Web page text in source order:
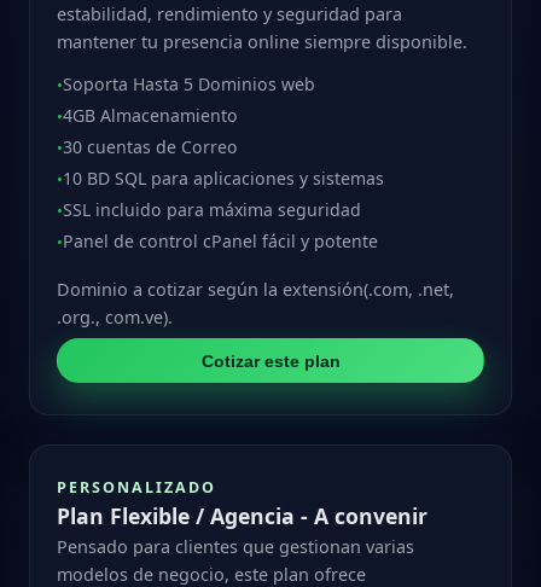
estabilidad, rendimiento y seguridad para
mantener tu presencia online siempre disponible.
•Soporta Hasta 5 Dominios web
•4GB Almacenamiento
•30 cuentas de Correo
•10 BD SQL para aplicaciones y sistemas
•SSL incluido para máxima seguridad
•Panel de control cPanel fácil y potente
Dominio a cotizar según la extensión(.com, .net,
.org., com.ve).
Cotizar este plan
PERSONALIZADO
Plan Flexible / Agencia - A convenir
Pensado para clientes que gestionan varias
modelos de negocio, este plan ofrece